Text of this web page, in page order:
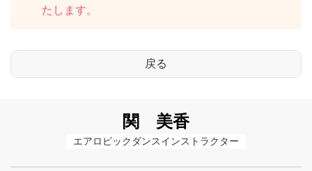
たします。
関 美香
エアロビックダンスインストラクター